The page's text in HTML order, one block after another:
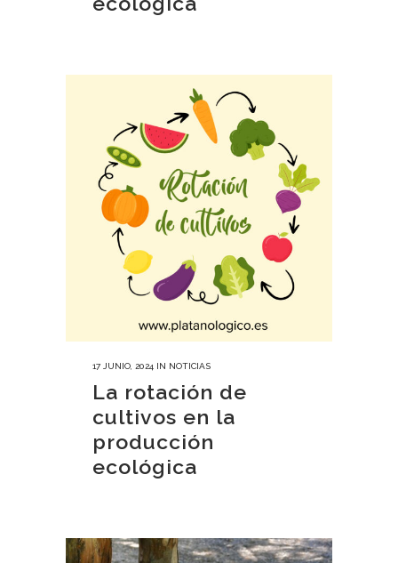
17 JUNIO, 2024 IN NOTICIAS
La rotación de
cultivos en la
producción
ecológica